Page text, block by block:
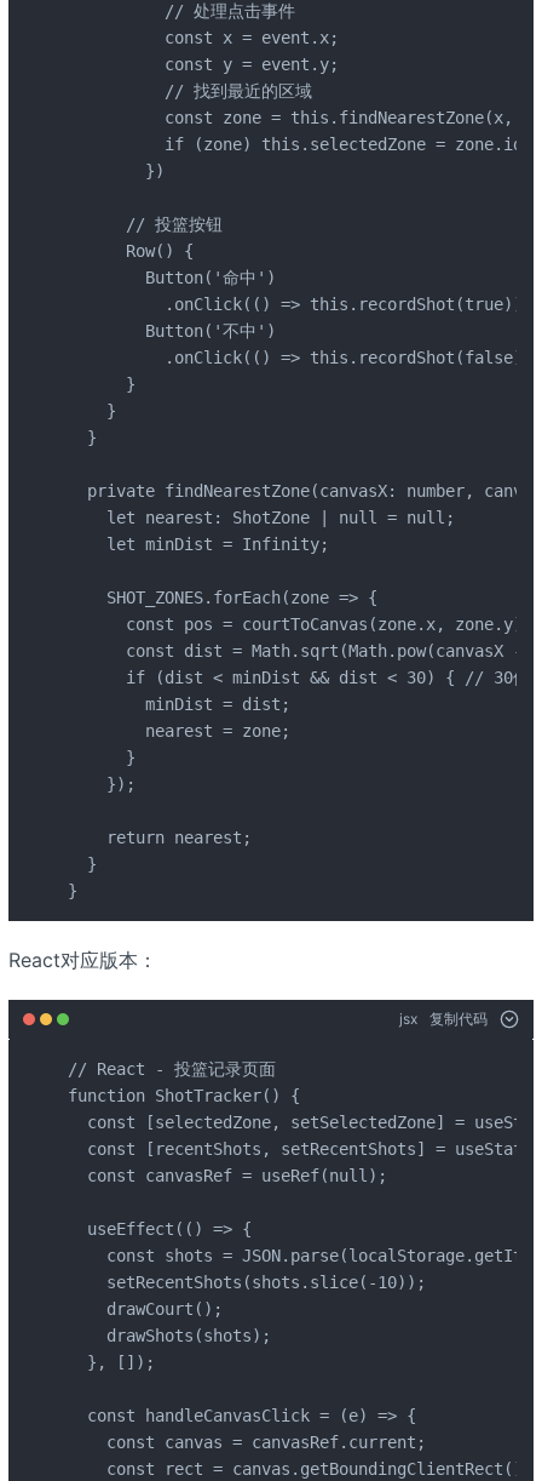
          // 处理点击事件
          const x = event.x;
          const y = event.y;
          // 找到最近的区域
const zone = this.findNearestZone(x,
          if (zone) this.selectedZone = zone.id;
        })
      // 投篮按钮
      Row() {
        Button('命中')
          .onClick(() => this.recordShot(true))
        Button('不中')
          .onClick(() => this.recordShot(false))
      }
    }
  }
private findNearestZone(canvasX: number,
    let nearest: ShotZone | null = null;
    let minDist = Infinity;
    SHOT_ZONES.forEach(zone => {
      const pos = courtToCanvas(zone.x, zone.y);
const dist = Math.sqrt(Math.pow(canvasX -
if (dist < minDist && dist < 30) { // 30像
        minDist = dist;
        nearest = zone;
      }
    });
    return nearest;
  }
}
React对应版本：
jsx 复制代码
// React - 投篮记录页面
function ShotTracker() {
const [selectedZone, setSelectedZone] =
const [recentShots, setRecentShots] =
  const canvasRef = useRef(null);
  useEffect(() => {
const shots =
    setRecentShots(shots.slice(-10));
    drawCourt();
    drawShots(shots);
  }, []);
  const handleCanvasClick = (e) => {
    const canvas = canvasRef.current;
    const rect = canvas.getBoundingClientRect();